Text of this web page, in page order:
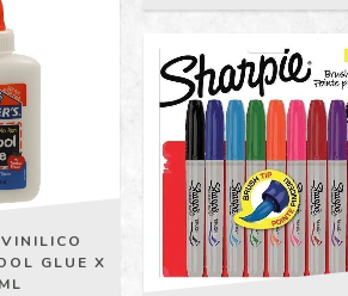
GLUE X